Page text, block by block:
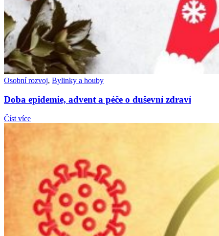
Osobní rozvoj, Bylinky a houby
Doba epidemie, advent a péče o duševní zdraví
Číst více